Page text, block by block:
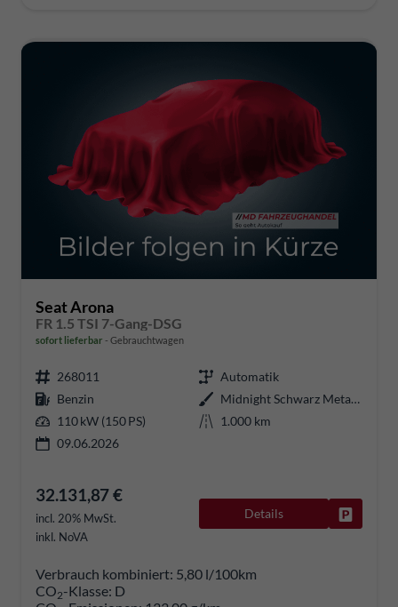
Seat Arona
FR 1.5 TSI 7-Gang-DSG
sofort lieferbar Gebrauchtwagen
268011
Automatik
Benzin
Midnight Schwarz Metallic
110 kW (150 PS)
1.000 km
09.06.2026
32.131,87 €
incl. 20% MwSt.
inkl. NoVA
Details
Verbrauch kombiniert: 5,80 l/100km
CO2-Klasse: D